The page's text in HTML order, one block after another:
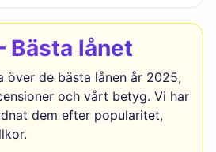
Bästa lånet
över de bästa lånen år 2025,
och vårt betyg. Vi har
dem efter popularitet,